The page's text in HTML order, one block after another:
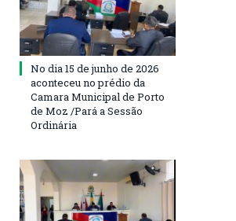
No dia 15 de junho de 2026
aconteceu no prédio da
Camara Municipal de Porto
de Moz /Pará a Sessão
Ordinária